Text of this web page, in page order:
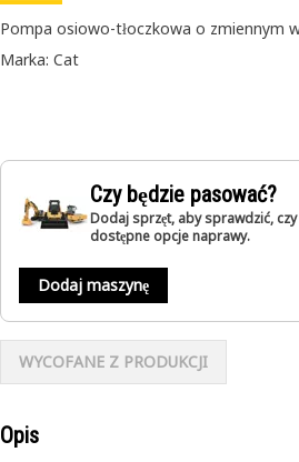
Pompa osiowo-tłoczkowa o zmiennym
Marka: Cat
Czy będzie pasować?
Dodaj sprzęt, aby sprawdzić,
dostępne opcje naprawy.
Dodaj maszynę
WYCOFANE Z PRODUKCJI
Opis